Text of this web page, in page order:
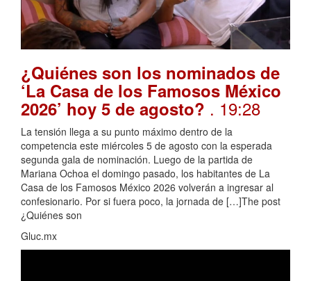
¿Quiénes son los nominados de
‘La Casa de los Famosos México
2026’ hoy 5 de agosto? . 19:28
La tensión llega a su punto máximo dentro de la
competencia este miércoles 5 de agosto con la esperada
segunda gala de nominación. Luego de la partida de
Mariana Ochoa el domingo pasado, los habitantes de La
Casa de los Famosos México 2026 volverán a ingresar al
confesionario. Por si fuera poco, la jornada de […]The post
¿Quiénes son
Gluc.mx